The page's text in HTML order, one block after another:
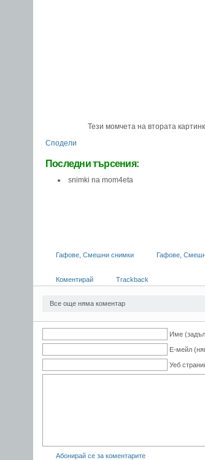
Тези момчета на втората
Сподели
Последни търсения:
snimki na mom4eta
Гафове Смешни снимки Гафове
Коментирай Trackback
Все още няма коментар
Име
Е-мейл
Уеб
Абонирай се за коментарите